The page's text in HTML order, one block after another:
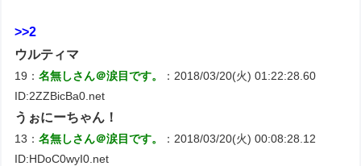
>>2
ウルティマ
19：名無しさん＠涙目です。
：2018/03/20(火) 01:22:28.60
ID:2ZZBicBa0.net
うぉにーちゃん！
13：名無しさん＠涙目です。
：2018/03/20(火) 00:08:28.12
ID:HDoC0wyI0.net